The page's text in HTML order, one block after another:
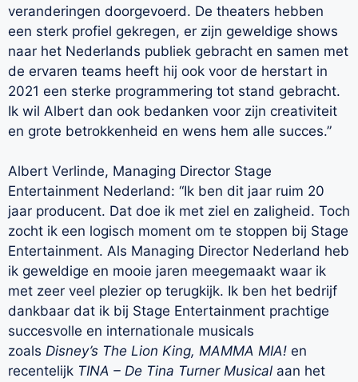
veranderingen doorgevoerd. De theaters hebben
een sterk profiel gekregen, er zijn geweldige shows
naar het Nederlands publiek gebracht en samen met
de ervaren teams heeft hij ook voor de herstart in
2021 een sterke programmering tot stand gebracht.
Ik wil Albert dan ook bedanken voor zijn creativiteit
en grote betrokkenheid en wens hem alle succes.”
Albert Verlinde, Managing Director Stage
Entertainment Nederland: “Ik ben dit jaar ruim 20
jaar producent. Dat doe ik met ziel en zaligheid. Toch
zocht ik een logisch moment om te stoppen bij Stage
Entertainment. Als Managing Director Nederland heb
ik geweldige en mooie jaren meegemaakt waar ik
met zeer veel plezier op terugkijk. Ik ben het bedrijf
dankbaar dat ik bij Stage Entertainment prachtige
succesvolle en internationale musicals
zoals Disney’s The Lion King, MAMMA MIA! en
recentelijk TINA – De Tina Turner Musical aan het